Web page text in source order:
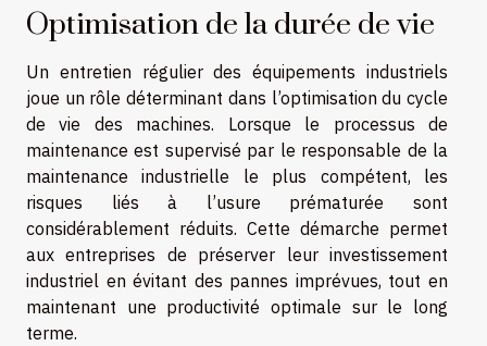
Optimisation de la durée de vie
Un entretien régulier des équipements industriels
joue un rôle déterminant dans l’optimisation du cycle
de vie des machines. Lorsque le processus de
maintenance est supervisé par le responsable de la
maintenance industrielle le plus compétent, les
risques liés à l’usure prématurée sont
considérablement réduits. Cette démarche permet
aux entreprises de préserver leur investissement
industriel en évitant des pannes imprévues, tout en
maintenant une productivité optimale sur le long
terme.